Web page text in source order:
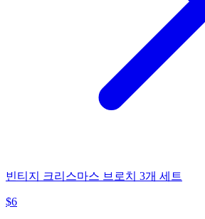
빈티지 크리스마스 브로치 3개 세트
$6